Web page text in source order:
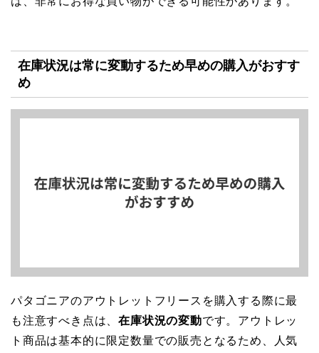
在庫状況は常に変動するため早めの購入がおすす
め
パタゴニアのアウトレットフリースを購入する際に最
も注意すべき点は、在庫状況の変動です。アウトレッ
ト商品は基本的に限定数量での販売となるため、人気